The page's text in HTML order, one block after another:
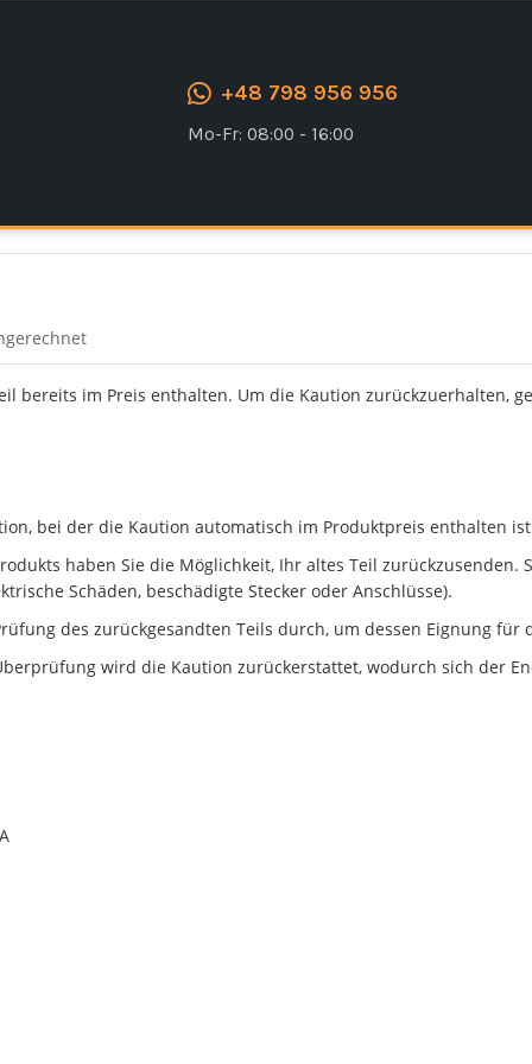
+48 798 956 956
Mo-Fr: 08:00 - 16:00
bereits im Preis enthalten. Um die Kaution zurückzuerhalten,
bei der die Kaution automatisch im Produktpreis enthalten
haben Sie die Möglichkeit, Ihr altes Teil zurückzusenden.
Schäden, beschädigte Stecker oder Anschlüsse).
des zurückgesandten Teils durch, um dessen Eignung
wird die Kaution zurückerstattet, wodurch sich der